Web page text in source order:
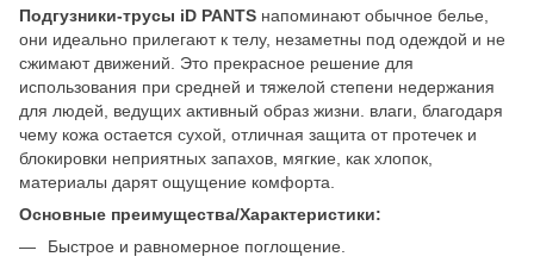
Подгузники-трусы iD PANTS напоминают обычное белье,
они идеально прилегают к телу, незаметны под одеждой и не
сжимают движений. Это прекрасное решение для
использования при средней и тяжелой степени недержания
для людей, ведущих активный образ жизни. влаги, благодаря
чему кожа остается сухой, отличная защита от протечек и
блокировки неприятных запахов, мягкие, как хлопок,
материалы дарят ощущение комфорта.
Основные преимущества/Характеристики:
Быстрое и равномерное поглощение.